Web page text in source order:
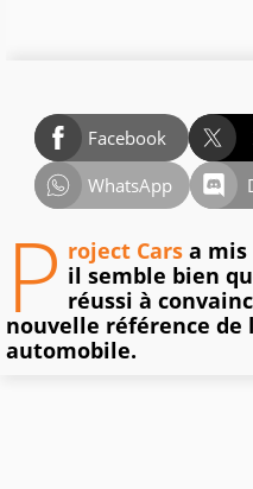
Facebook
WhatsApp
P roject Cars a
il semble bien
réussi à
nouvelle référence
automobile.